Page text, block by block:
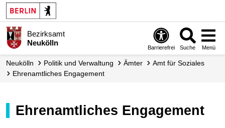
Bezirksamt
Neukölln
Barrierefrei Suche Menü
Neukölln Politik und Verwaltung Ämter
Amt für Soziales
Ehrenamtliches Engagement
Ehrenamtliches Engagement